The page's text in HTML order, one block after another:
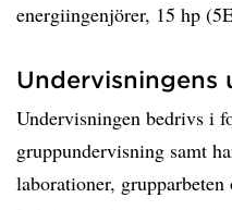
energiingenjörer, 15 hp
Undervisningens
Undervisningen bedrivs i
gruppundervisning samt
laborationer,